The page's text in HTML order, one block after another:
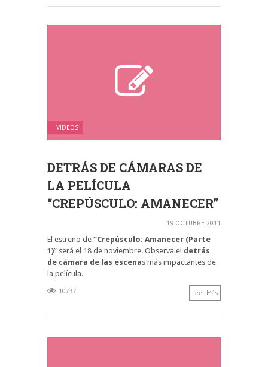
VÍDEOS
DETRÁS DE CÁMARAS DE
LA PELÍCULA
“CREPÚSCULO: AMANECER”
19 OCTUBRE 2011
El estreno de “Crepúsculo: Amanecer (Parte
1)” será el 18 de noviembre. Observa el detrás
de cámara de las escenas más impactantes de
la película.
10737 Leer Más